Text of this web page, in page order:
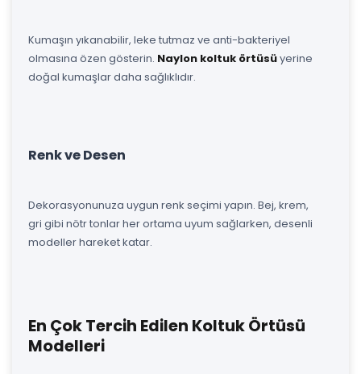
Kumaşın yıkanabilir, leke tutmaz ve anti-bakteriyel
olmasına özen gösterin. Naylon koltuk örtüsüyerine
doğal kumaşlar daha sağlıklıdır.
Renk ve Desen
Dekorasyonunuza uygun renk seçimi yapın. Bej, krem,
gri gibi nötr tonlar her ortama uyum sağlarken, desenli
modeller hareket katar.
En Çok Tercih Edilen Koltuk Örtüsü
Modelleri